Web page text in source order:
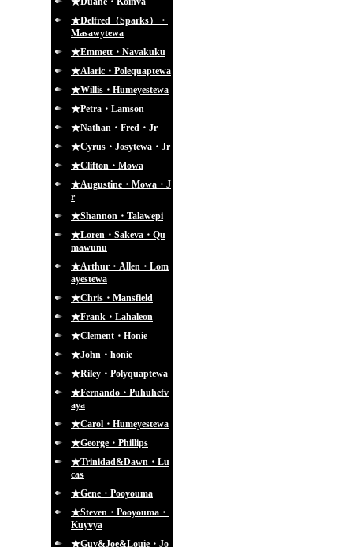
★Delfred（Sparks）・
Masawytewa
★Emmett・Navakuku
★Alaric・Polequaptewa
★Willis・Humeyestewa
★Petra・Lamson
★Nathan・Fred・Jr
★Cyrus・Josytewa・Jr
★Clifton・Mowa
★Augustine・Mowa・J
r
★Shannon・Talawepi
★Loren・Sakeva・Qu
mawunu
★Arthur・Allen・Lom
ayestewa
★Chris・Mansfield
★Frank・Lahaleon
★Clement・Honie
★John・honie
★Riley・Polyquaptewa
★Fernando・Puhuhefv
aya
★Carol・Humeyestewa
★George・Phillips
★Trinidad&Dawn・Lu
cas
★Gene・Pooyouma
★Steven・Pooyouma・
Kuyvya
★Guy&Joe&Louie・Jo